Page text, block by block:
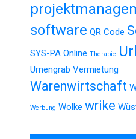
software QR Code
SYS-PA Online Therapie
Urnengrab Vermietung
Warenwirtschaft
Werbung Wolke wrike